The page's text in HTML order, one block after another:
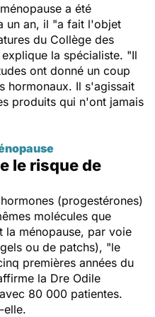
a été
un an, il "a fait l'objet
du Collège des
explique la spécialiste. "Il
ont donné un coup
hormonaux. Il s'agissait
produits qui n'ont jamais
le risque de
(progestérones)
molécules que
la ménopause, par voie
ou de patchs), "le
premières années du
la Dre Odile
80 000 patientes.
elle.